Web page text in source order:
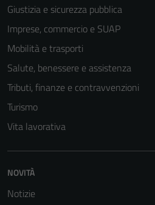
Giustizia e sicurezza pubblica
Imprese, commercio e SUAP
Mobilità e trasporti
Salute, benessere e assistenza
Tributi, finanze e contravvenzioni
Turismo
Vita lavorativa
NOVITÀ
Notizie